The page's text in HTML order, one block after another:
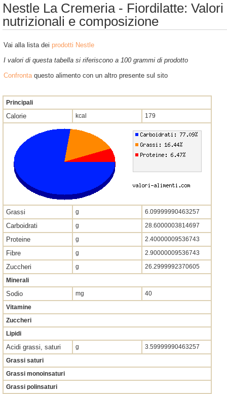
Nestle La Cremeria - Fiordilatte: Valori
nutrizionali e composizione
Vai alla lista dei prodotti Nestle
I valori di questa tabella si riferiscono a 100 grammi di prodotto
Confrontaquesto alimento con un altro presente sul sito
Principali
Calorie kcal 179
Grassi g 6.09999990463257
Carboidrati g 28.6000003814697
Proteine g 2.40000009536743
Fibre g 2.90000009536743
Zuccheri g
26.2999992370605
Minerali
Sodio mg
40
Vitamine
Zuccheri
Lipidi
Acidi grassi, saturi g
3.59999990463257
Grassi saturi
Grassi monoinsaturi
Grassi polinsaturi